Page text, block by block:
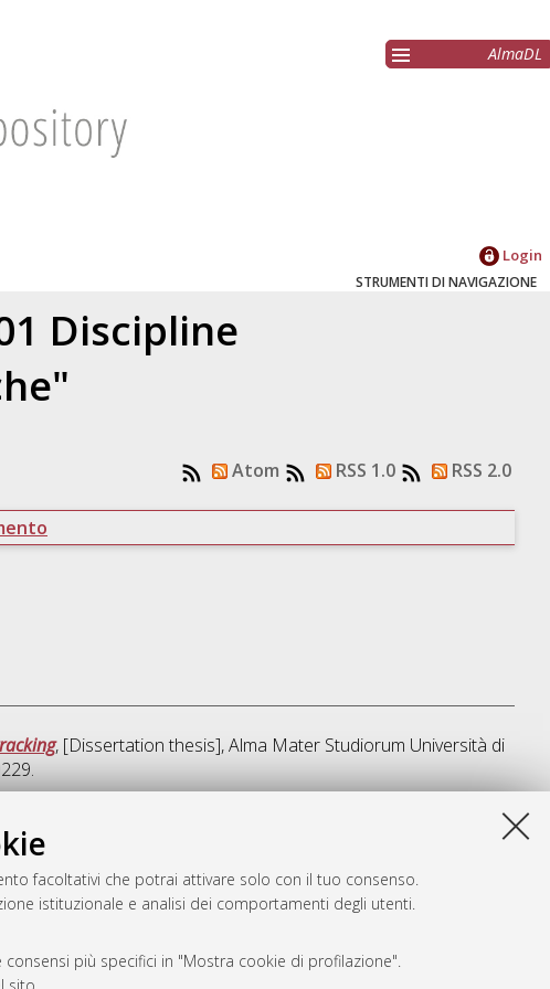
facoltativi che potrai attivare solo con il tuo consenso.
istituzionale e analisi dei comportamenti degli utenti.
più specifici in "Mostra cookie di profilazione".
AlmaDL
Login
STRUMENTI DI NAVIGAZIONE
Discipline
Atom RSS 1.0 RSS 2.0
, [Dissertation thesis], Alma Mater Studiorum Università di
Fri Aug 7 20:33:12 2026 CEST.